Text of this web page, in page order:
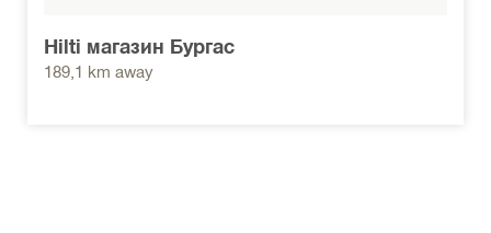
Hilti магазин Бургас
189,1 km away